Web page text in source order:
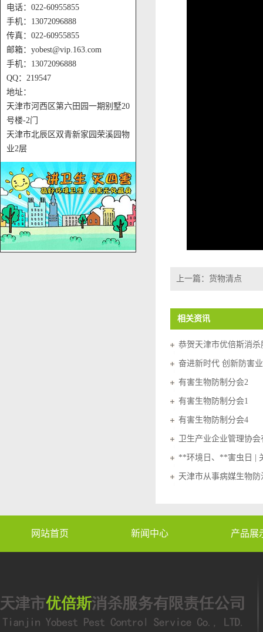
电话：022-60955855
手机：13072096888
传真：022-60955855
邮箱：yobest@vip.163.com
手机：13072096888
QQ：219547
地址：
天津市河西区第六田园一期别墅20
号楼-2门
天津市北辰区双青新家园荣溪园物
业2层
上一篇： 货物清点
相关资讯
有害生物防制分会2
有害生物防制分会1
有害生物防制分会4
天津市从事病媒生物
网站首页 新闻中心 产品展